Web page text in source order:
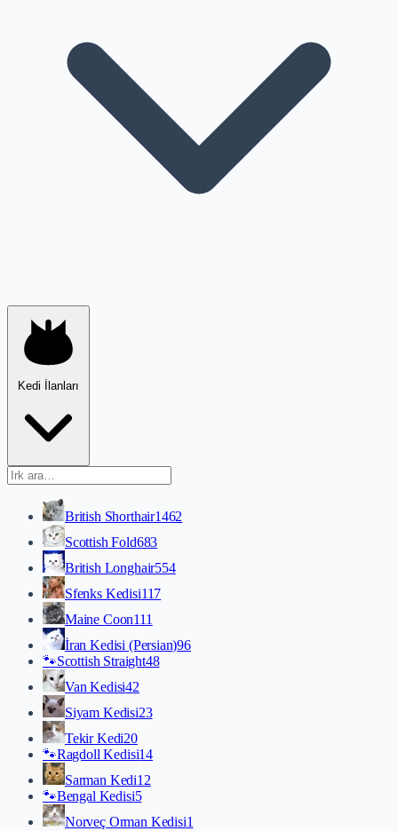
Kedi İlanları
British Shorthair1462
Scottish Fold683
British Longhair554
Sfenks Kedisi117
Maine Coon111
İran Kedisi (Persian)96
🐾Scottish Straight48
Van Kedisi42
Siyam Kedisi23
Tekir Kedi20
🐾Ragdoll Kedisi14
Sarman Kedi12
🐾Bengal Kedisi5
Norveç Orman Kedisi1